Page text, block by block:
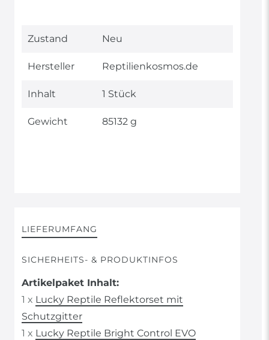
Technisches
Wert
Zustand Neu
Hersteller Reptilienkosmos.de
Inhalt 1 Stück
Gewicht 85132 g
LIEFERUMFANG
SICHERHEITS- & PRODUKTINFOS
Artikelpaket Inhalt:
1 x Lucky Reptile Reflektorset mit
Schutzgitter
1 x Lucky Reptile Bright Control EVO